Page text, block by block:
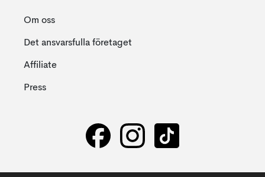
Om oss
Det ansvarsfulla företaget
Affiliate
Press